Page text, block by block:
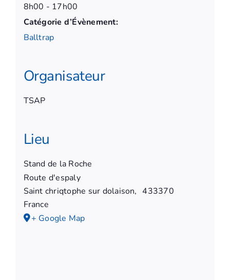
8h00 - 17h00
Catégorie d’Évènement:
Balltrap
Organisateur
TSAP
Lieu
Stand de la Roche
Route d'espaly
Saint chriqtophe sur dolaison, 433370
France
+ Google Map